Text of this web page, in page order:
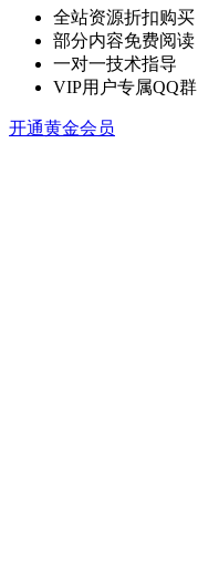
全站资源折扣购买
部分内容免费阅读
一对一技术指导
VIP用户专属QQ群
开通黄金会员